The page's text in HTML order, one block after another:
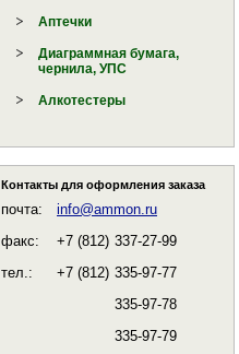
Аптечки
Диаграммная бумага,
чернила, УПС
Алкотестеры
Контакты для оформления заказа
почта:
info@ammon.ru
факс:
+7 (812) 337-27-99
тел.:
+7 (812) 335-97-77
335-97-78
335-97-79